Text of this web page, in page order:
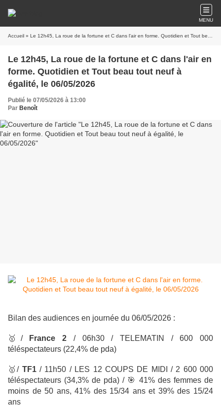
MENU
Accueil » Le 12h45, La roue de la fortune et C dans l'air en forme. Quotidien et Tout beau tout neuf à égalité, le 06/05/2026
Le 12h45, La roue de la fortune et C dans l'air en
forme. Quotidien et Tout beau tout neuf à
égalité, le 06/05/2026
Publié le 07/05/2026 à 13:00
Par Benoît
Bilan des audiences en journée du 06/05/2026 :
🥇 / France 2 / 06h30 / TELEMATIN
/ 600 000
téléspectateurs (22,4% de pda)
🥇/ TF1/ 11h50 / LES 12 COUPS DE MIDI
/ 2 600 000
téléspectateurs (34,3% de pda) / 🎯 41% des femmes de
moins de 50 ans, 41% des 15/34 ans et 39% des 15/24
ans